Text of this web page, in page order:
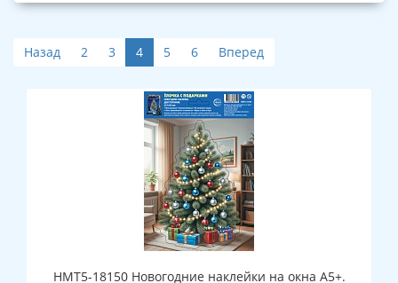
Назад 2 3 4 5 6 Вперед
НМТ5-18150 Новогодние наклейки на окна А5+.